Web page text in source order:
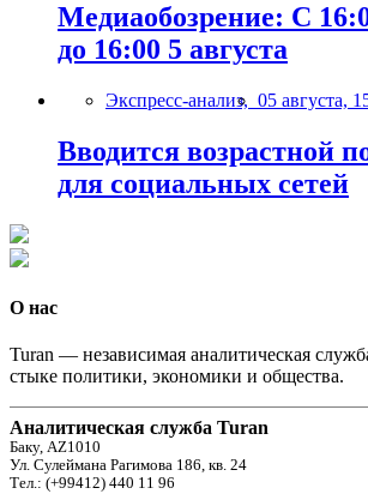
Медиаобозрение: С
до 16:00 5 августа
Экспресс-анализ, 05 августа,
Вводится возрастной
для социальных сетей
О нас
Turan — независимая аналитическая
стыке политики, экономики и общества.
Аналитическая служба Turan
Баку, AZ1010
Ул. Сулеймана Рагимова 186, кв. 24
Тел.: (+99412) 440 11 96